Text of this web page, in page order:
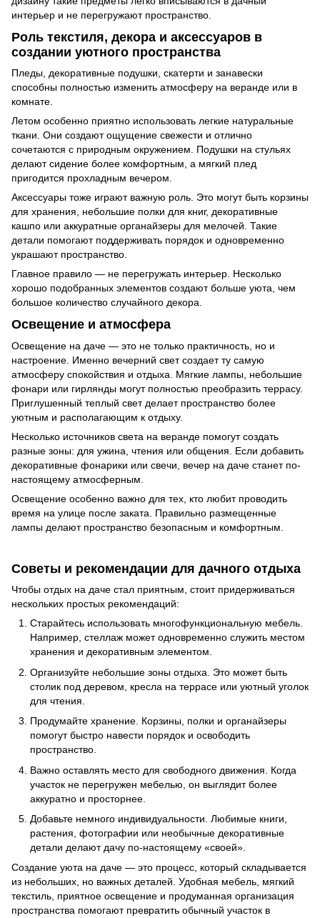
интерьер и не перегружают пространство.
Роль текстиля, декора и аксессуаров в
создании уютного пространства
Пледы, декоративные подушки, скатерти и занавески
способны полностью изменить атмосферу на веранде или в
комнате.
Летом особенно приятно использовать легкие натуральные
ткани. Они создают ощущение свежести и отлично
сочетаются с природным окружением. Подушки на стульях
делают сидение более комфортным, а мягкий плед
пригодится прохладным вечером.
Аксессуары тоже играют важную роль. Это могут быть корзины
для хранения, небольшие полки для книг, декоративные
кашпо или аккуратные органайзеры для мелочей. Такие
детали помогают поддерживать порядок и одновременно
украшают пространство.
Главное правило — не перегружать интерьер. Несколько
хорошо подобранных элементов создают больше уюта, чем
большое количество случайного декора.
Освещение и атмосфера
Освещение на даче — это не только практичность, но и
настроение. Именно вечерний свет создает ту самую
атмосферу спокойствия и отдыха. Мягкие лампы, небольшие
фонари или гирлянды могут полностью преобразить террасу.
Приглушенный теплый свет делает пространство более
уютным и располагающим к отдыху.
Несколько источников света на веранде помогут создать
разные зоны: для ужина, чтения или общения. Если добавить
декоративные фонарики или свечи, вечер на даче станет по-
настоящему атмосферным.
Освещение особенно важно для тех, кто любит проводить
время на улице после заката. Правильно размещенные
лампы делают пространство безопасным и комфортным.
Советы и рекомендации для дачного отдыха
Чтобы отдых на даче стал приятным, стоит придерживаться
нескольких простых рекомендаций:
Старайтесь использовать многофункциональную мебель.
Например, стеллаж может одновременно служить местом
хранения и декоративным элементом.
Организуйте небольшие зоны отдыха. Это может быть
столик под деревом, кресла на террасе или уютный уголок
для чтения.
Продумайте хранение. Корзины, полки и органайзеры
помогут быстро навести порядок и освободить
пространство.
Важно оставлять место для свободного движения. Когда
участок не перегружен мебелью, он выглядит более
аккуратно и просторнее.
Добавьте немного индивидуальности. Любимые книги,
растения, фотографии или необычные декоративные
детали делают дачу по-настоящему «своей».
Создание уюта на даче — это процесс, который складывается
из небольших, но важных деталей. Удобная мебель, мягкий
текстиль, приятное освещение и продуманная организация
пространства помогают превратить обычный участок в